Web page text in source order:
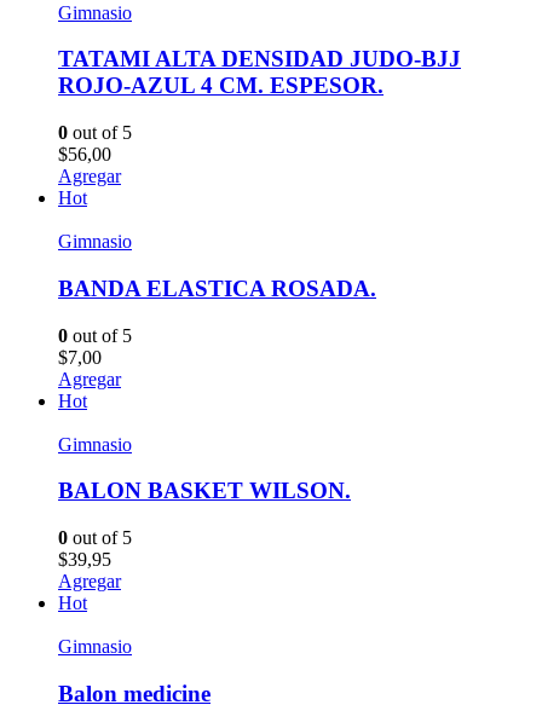
Gimnasio
TATAMI ALTA DENSIDAD JUDO-BJJ
ROJO-AZUL 4 CM. ESPESOR.
0 out of 5
$56,00
Agregar
Hot
Gimnasio
BANDA ELASTICA ROSADA.
0 out of 5
$7,00
Agregar
Hot
Gimnasio
BALON BASKET WILSON.
0 out of 5
$39,95
Agregar
Hot
Gimnasio
Balon medicine